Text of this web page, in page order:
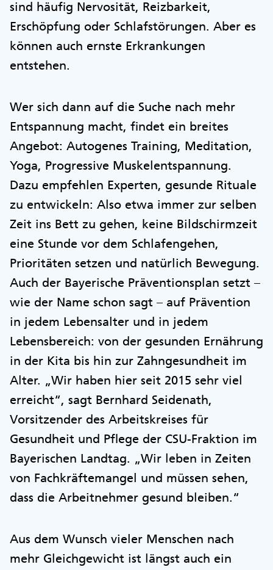
sind häufig Nervosität, Reizbarkeit,
Erschöpfung oder Schlafstörungen. Aber es
können auch ernste Erkrankungen
entstehen.
Wer sich dann auf die Suche nach mehr
Entspannung macht, findet ein breites
Angebot: Autogenes Training, Meditation,
Yoga, Progressive Muskelentspannung.
Dazu empfehlen Experten, gesunde Rituale
zu entwickeln: Also etwa immer zur selben
Zeit ins Bett zu gehen, keine Bildschirmzeit
eine Stunde vor dem Schlafengehen,
Prioritäten setzen und natürlich Bewegung.
Auch der Bayerische Präventionsplan setzt –
wie der Name schon sagt – auf Prävention
in jedem Lebensalter und in jedem
Lebensbereich: von der gesunden Ernährung
in der Kita bis hin zur Zahngesundheit im
Alter. „Wir haben hier seit 2015 sehr viel
erreicht“, sagt Bernhard Seidenath,
Vorsitzender des Arbeitskreises für
Gesundheit und Pflege der CSU-Fraktion im
Bayerischen Landtag. „Wir leben in Zeiten
von Fachkräftemangel und müssen sehen,
dass die Arbeitnehmer gesund bleiben.“
Aus dem Wunsch vieler Menschen nach
mehr Gleichgewicht ist längst auch ein